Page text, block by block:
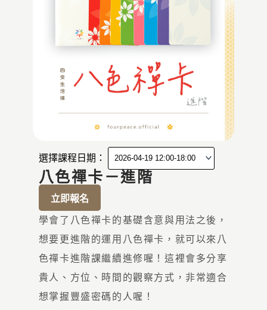
選擇課程日期：
八色禪卡－進階
立即報名
學會了八色禪卡的基礎含意與用法之後，
想要更進階的運用八色禪卡，就可以來八
色禪卡進階課繼續進修喔！這裡會多分享
貴人、方位、時間的觀察方式，非常適合
想掌握豐盛密碼的人喔！